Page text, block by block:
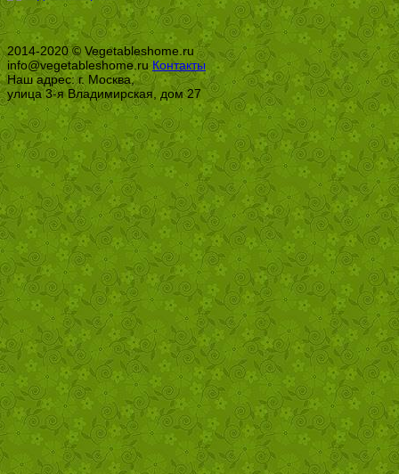
2014-2020 © Vegetableshome.ru
info@vegetableshome.ruКонтакты
Наш адрес: г. Москва,
улица 3-я Владимирская, дом 27